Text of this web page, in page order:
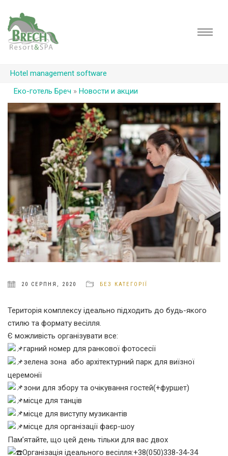
Hotel management software
Еко-готель Бреч » Новости и акции
20 СЕРПНЯ, 2020 БЕЗ КАТЕГОРІЇ
Територія комплексу ідеально підходить до будь-якого
стилю та формату весілля.
Є можливість організувати все:
гарний номер для ранкової фотосесії
зелена зона або архітектурний парк для виїзної
церемонії
зони для збору та очікування гостей(+фуршет)
місце для танців
місце для виступу музикантів
місце для організації фаєр-шоу
Пам’ятайте, що цей день тільки для вас двох
Організація ідеального весілля:+38(050)338-34-34